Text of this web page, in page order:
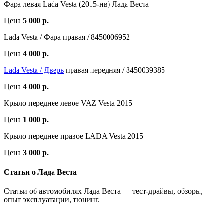
Фара левая Lada Vesta (2015-нв) Лада Веста
Цена 5 000 р.
Lada Vesta / Фара правая / 8450006952
Цена 4 000 р.
Lada Vesta / Дверь правая передняя / 8450039385
Цена 4 000 р.
Крыло переднее левое VAZ Vesta 2015
Цена 1 000 р.
Крыло переднее правое LADA Vesta 2015
Цена 3 000 р.
Статьи о Лада Веста
Статьи об автомобилях Лада Веста — тест-драйвы, обзоры,
опыт эксплуатации, тюнинг.